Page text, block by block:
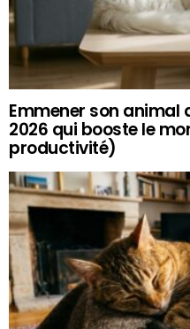
Emmener son
2026 qui booste le
productivité)